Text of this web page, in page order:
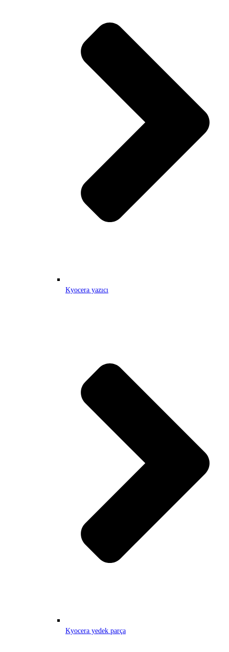
Kyocera yazıcı
Kyocera yedek parça